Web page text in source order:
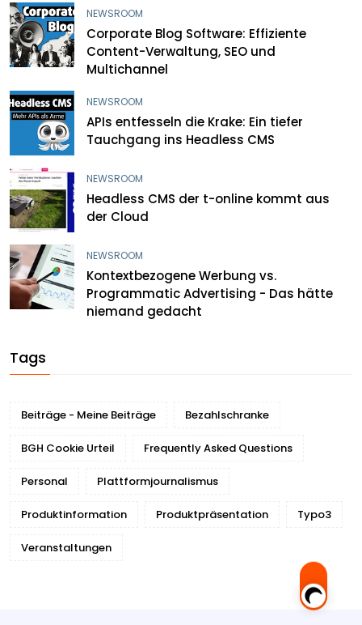
NEWSROOM
Corporate Blog Software: Effiziente
Content-Verwaltung, SEO und
Multichannel
NEWSROOM
APIs entfesseln die Krake: Ein tiefer
Tauchgang ins Headless CMS
NEWSROOM
Headless CMS der t-online kommt aus
der Cloud
NEWSROOM
Kontextbezogene Werbung vs.
Programmatic Advertising - Das hätte
niemand gedacht
Tags
Beiträge - Meine Beiträge Bezahlschranke
BGH Cookie Urteil Frequently Asked Questions
Personal Plattformjournalismus
Produktinformation Produktpräsentation Typo3
Veranstaltungen